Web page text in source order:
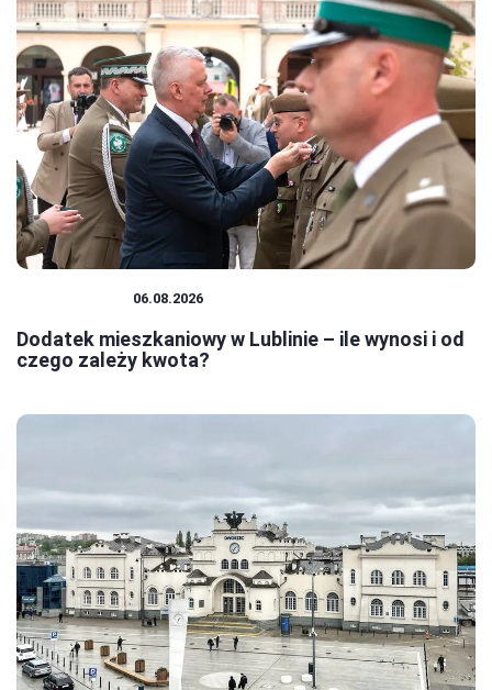
06.08.2026
Dodatek mieszkaniowy w Lublinie – ile wynosi i od
czego zależy kwota?